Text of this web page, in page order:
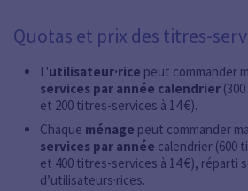
Quotas et prix des titres-
L'utilisateur·rice peut commander
services par année calendrier
et 200 titres-services à 14 €).
Chaque ménage peut commander
services par année calendrier (600
et 400 titres-services à 14 €), réparti
d’utilisateurs·rices.